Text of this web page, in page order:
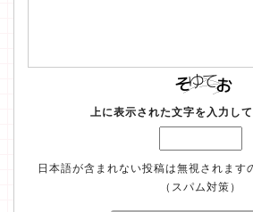
上に表示された文字を入力して
日本語が含まれない投稿は無視されます
（スパム対策）